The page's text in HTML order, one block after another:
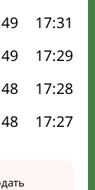
17:31
17:29
17:28
17:27